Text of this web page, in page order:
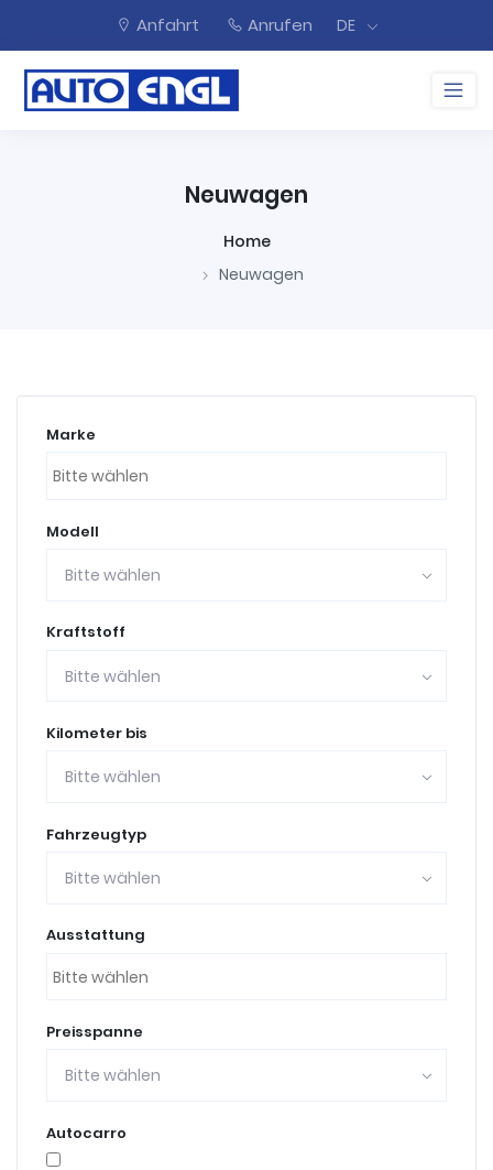
DE
Anfahrt Anrufen
Neuwagen
Home
Neuwagen
Marke
Modell
Bitte wählen
Kraftstoff
Bitte wählen
Kilometer bis
Bitte wählen
Fahrzeugtyp
Bitte wählen
Ausstattung
Preisspanne
Bitte wählen
Autocarro